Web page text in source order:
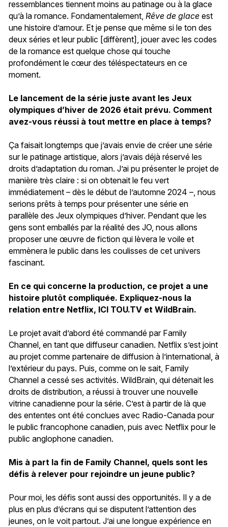
ressemblances tiennent moins au patinage ou à la glace
qu’à la romance. Fondamentalement, Rêve de glace est
une histoire d’amour. Et je pense que même si le ton des
deux séries et leur public [diffèrent], jouer avec les codes
de la romance est quelque chose qui touche
profondément le cœur des téléspectateurs en ce
moment.
Le lancement de la série juste avant les Jeux
olympiques d’hiver de 2026 était prévu. Comment
avez-vous réussi à tout mettre en place à temps?
Ça faisait longtemps que j’avais envie de créer une série
sur le patinage artistique, alors j’avais déjà réservé les
droits d’adaptation du roman. J’ai pu présenter le projet de
manière très claire : si on obtenait le feu vert
immédiatement – dès le début de l’automne 2024 –, nous
serions prêts à temps pour présenter une série en
parallèle des Jeux olympiques d’hiver. Pendant que les
gens sont emballés par la réalité des JO, nous allons
proposer une œuvre de fiction qui lèvera le voile et
emmènera le public dans les coulisses de cet univers
fascinant.
En ce qui concerne la production, ce projet a une
histoire plutôt compliquée. Expliquez-nous la
relation entre Netflix, ICI TOU.TV et WildBrain.
Le projet avait d’abord été commandé par Family
Channel, en tant que diffuseur canadien. Netflix s’est joint
au projet comme partenaire de diffusion à l’international, à
l’extérieur du pays. Puis, comme on le sait, Family
Channel a cessé ses activités. WildBrain, qui détenait les
droits de distribution, a réussi à trouver une nouvelle
vitrine canadienne pour la série. C’est à partir de là que
des ententes ont été conclues avec Radio-Canada pour
le public francophone canadien, puis avec Netflix pour le
public anglophone canadien.
Mis à part la fin de Family Channel, quels sont les
défis à relever pour rejoindre un jeune public?
Pour moi, les défis sont aussi des opportunités. Il y a de
plus en plus d’écrans qui se disputent l’attention des
jeunes, on le voit partout. J’ai une longue expérience en